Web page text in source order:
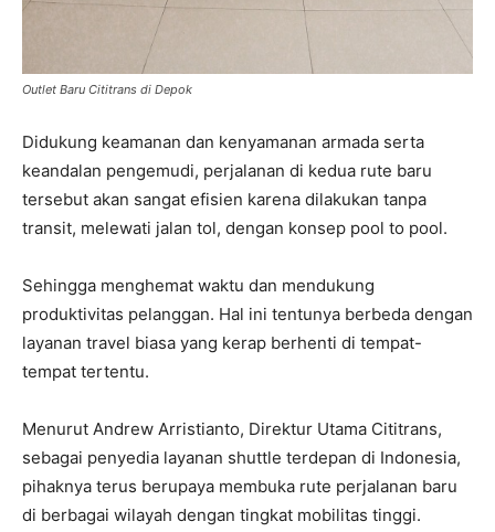
Outlet Baru Cititrans di Depok
Didukung keamanan dan kenyamanan armada serta
keandalan pengemudi, perjalanan di kedua rute baru
tersebut akan sangat efisien karena dilakukan tanpa
transit, melewati jalan tol, dengan konsep pool to pool.
Sehingga menghemat waktu dan mendukung
produktivitas pelanggan. Hal ini tentunya berbeda dengan
layanan travel biasa yang kerap berhenti di tempat-
tempat tertentu.
Menurut Andrew Arristianto, Direktur Utama Cititrans,
sebagai penyedia layanan shuttle terdepan di Indonesia,
pihaknya terus berupaya membuka rute perjalanan baru
di berbagai wilayah dengan tingkat mobilitas tinggi.